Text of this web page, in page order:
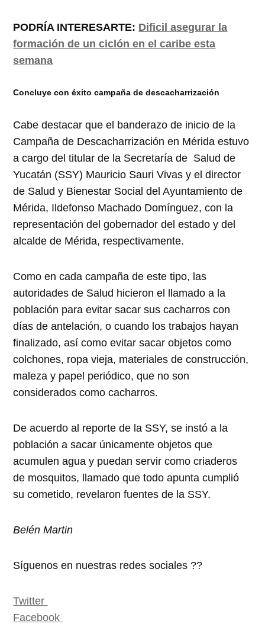
PODRÍA INTERESARTE: Dificil asegurar la
formación de un ciclón en el caribe esta
semana
Concluye con éxito campaña de descacharrización
Cabe destacar que el banderazo de inicio de la
Campaña de Descacharrización en Mérida estuvo
a cargo del titular de la Secretaría de Salud de
Yucatán (SSY) Mauricio Sauri Vivas y el director
de Salud y Bienestar Social del Ayuntamiento de
Mérida, Ildefonso Machado Domínguez, con la
representación del gobernador del estado y del
alcalde de Mérida, respectivamente.
Como en cada campaña de este tipo, las
autoridades de Salud hicieron el llamado a la
población para evitar sacar sus cacharros con
días de antelación, o cuando los trabajos hayan
finalizado, así como evitar sacar objetos como
colchones, ropa vieja, materiales de construcción,
maleza y papel periódico, que no son
considerados como cacharros.
De acuerdo al reporte de la SSY, se instó a la
población a sacar únicamente objetos que
acumulen agua y puedan servir como criaderos
de mosquitos, llamado que todo apunta cumplió
su cometido, revelaron fuentes de la SSY.
Belén Martin
Síguenos en nuestras redes sociales ??
Twitter
Facebook